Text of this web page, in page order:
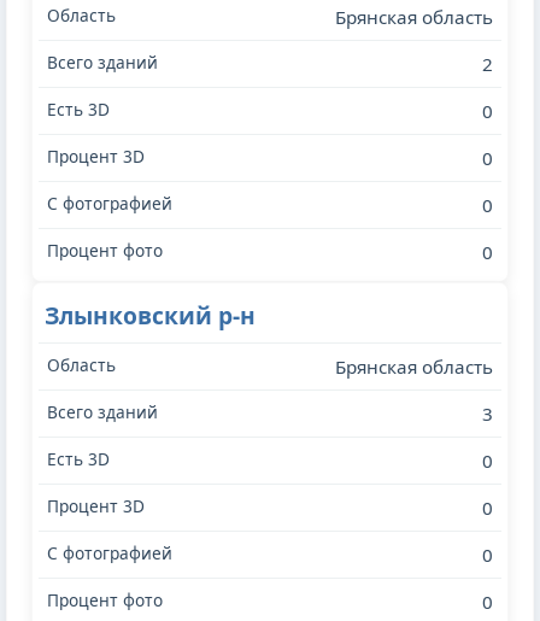
Брянская область
2
0
0
0
0
Злынковский р-н
Брянская область
3
0
0
0
0